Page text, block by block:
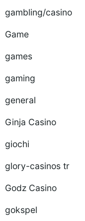
gambling/casino
Game
games
gaming
general
Ginja Casino
giochi
glory-casinos tr
Godz Casino
gokspel